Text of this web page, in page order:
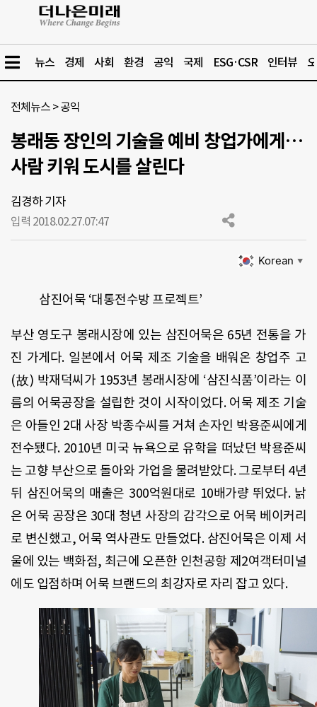
뉴스 경제 사회 환경 공익 국제 ESG·CSR 인터뷰
전체뉴스 >공익
봉래동 장인의 기술을 예비 창업가에게…
사람 키워 도시를 살린다
김경하 기자
입력 2018.02.27.07:47
Korean ▼
삼진어묵 ‘대통전수방 프로젝트’
부산 영도구 봉래시장에 있는 삼진어묵은 65년 전통을 가
진 가게다. 일본에서 어묵 제조 기술을 배워온 창업주 고
(故) 박재덕씨가 1953년 봉래시장에 ‘삼진식품’이라는 이
름의 어묵공장을 설립한 것이 시작이었다. 어묵 제조 기술
은 아들인 2대 사장 박종수씨를 거쳐 손자인 박용준씨에게
전수됐다. 2010년 미국 뉴욕으로 유학을 떠났던 박용준씨
는 고향 부산으로 돌아와 가업을 물려받았다. 그로부터 4년
뒤 삼진어묵의 매출은 300억원대로 10배가량 뛰었다. 낡
은 어묵 공장은 30대 청년 사장의 감각으로 어묵 베이커리
로 변신했고, 어묵 역사관도 만들었다. 삼진어묵은 이제 서
울에 있는 백화점, 최근에 오픈한 인천공항 제2여객터미널
에도 입점하며 어묵 브랜드의 최강자로 자리 잡고 있다.